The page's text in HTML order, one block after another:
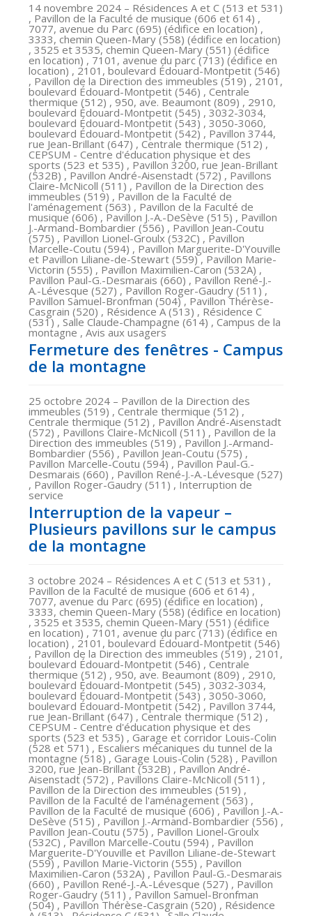
14 novembre 2024 – Résidences A et C (513 et 531)
, Pavillon de la Faculté de musique (606 et 614) ,
7077, avenue du Parc (695) (édifice en location) ,
3333, chemin Queen-Mary (558) (édifice en location)
, 3525 et 3535, chemin Queen-Mary (551) (édifice
en location) , 7101, avenue du parc (713) (édifice en
location) , 2101, boulevard Édouard-Montpetit (546)
, Pavillon de la Direction des immeubles (519) , 2101,
boulevard Édouard-Montpetit (546) , Centrale
thermique (512) , 950, ave. Beaumont (809) , 2910,
boulevard Édouard-Montpetit (545) , 3032-3034,
boulevard Édouard-Montpetit (543) , 3050-3060,
boulevard Édouard-Montpetit (542) , Pavillon 3744,
rue Jean-Brillant (647) , Centrale thermique (512) ,
CEPSUM - Centre d'éducation physique et des
sports (523 et 535) , Pavillon 3200, rue Jean-Brillant
(532B) , Pavillon André-Aisenstadt (572) , Pavillons
Claire-McNicoll (511) , Pavillon de la Direction des
immeubles (519) , Pavillon de la Faculté de
l'aménagement (563) , Pavillon de la Faculté de
musique (606) , Pavillon J.-A.-DeSève (515) , Pavillon
J.-Armand-Bombardier (556) , Pavillon Jean-Coutu
(575) , Pavillon Lionel-Groulx (532C) , Pavillon
Marcelle-Coutu (594) , Pavillon Marguerite-D'Youville
et Pavillon Liliane-de-Stewart (559) , Pavillon Marie-
Victorin (555) , Pavillon Maximilien-Caron (532A) ,
Pavillon Paul-G.-Desmarais (660) , Pavillon René-J.-
A.-Lévesque (527) , Pavillon Roger-Gaudry (511) ,
Pavillon Samuel-Bronfman (504) , Pavillon Thérèse-
Casgrain (520) , Résidence A (513) , Résidence C
(531) , Salle Claude-Champagne (614) , Campus de la
montagne , Avis aux usagers
Fermeture des fenêtres - Campus
de la montagne
25 octobre 2024 – Pavillon de la Direction des
immeubles (519) , Centrale thermique (512) ,
Centrale thermique (512) , Pavillon André-Aisenstadt
(572) , Pavillons Claire-McNicoll (511) , Pavillon de la
Direction des immeubles (519) , Pavillon J.-Armand-
Bombardier (556) , Pavillon Jean-Coutu (575) ,
Pavillon Marcelle-Coutu (594) , Pavillon Paul-G.-
Desmarais (660) , Pavillon René-J.-A.-Lévesque (527)
, Pavillon Roger-Gaudry (511) , Interruption de
service
Interruption de la vapeur –
Plusieurs pavillons sur le campus
de la montagne
3 octobre 2024 – Résidences A et C (513 et 531) ,
Pavillon de la Faculté de musique (606 et 614) ,
7077, avenue du Parc (695) (édifice en location) ,
3333, chemin Queen-Mary (558) (édifice en location)
, 3525 et 3535, chemin Queen-Mary (551) (édifice
en location) , 7101, avenue du parc (713) (édifice en
location) , 2101, boulevard Édouard-Montpetit (546)
, Pavillon de la Direction des immeubles (519) , 2101,
boulevard Édouard-Montpetit (546) , Centrale
thermique (512) , 950, ave. Beaumont (809) , 2910,
boulevard Édouard-Montpetit (545) , 3032-3034,
boulevard Édouard-Montpetit (543) , 3050-3060,
boulevard Édouard-Montpetit (542) , Pavillon 3744,
rue Jean-Brillant (647) , Centrale thermique (512) ,
CEPSUM - Centre d'éducation physique et des
sports (523 et 535) , Garage et corridor Louis-Colin
(528 et 571) , Escaliers mécaniques du tunnel de la
montagne (518) , Garage Louis-Colin (528) , Pavillon
3200, rue Jean-Brillant (532B) , Pavillon André-
Aisenstadt (572) , Pavillons Claire-McNicoll (511) ,
Pavillon de la Direction des immeubles (519) ,
Pavillon de la Faculté de l'aménagement (563) ,
Pavillon de la Faculté de musique (606) , Pavillon J.-A.-
DeSève (515) , Pavillon J.-Armand-Bombardier (556) ,
Pavillon Jean-Coutu (575) , Pavillon Lionel-Groulx
(532C) , Pavillon Marcelle-Coutu (594) , Pavillon
Marguerite-D'Youville et Pavillon Liliane-de-Stewart
(559) , Pavillon Marie-Victorin (555) , Pavillon
Maximilien-Caron (532A) , Pavillon Paul-G.-Desmarais
(660) , Pavillon René-J.-A.-Lévesque (527) , Pavillon
Roger-Gaudry (511) , Pavillon Samuel-Bronfman
(504) , Pavillon Thérèse-Casgrain (520) , Résidence